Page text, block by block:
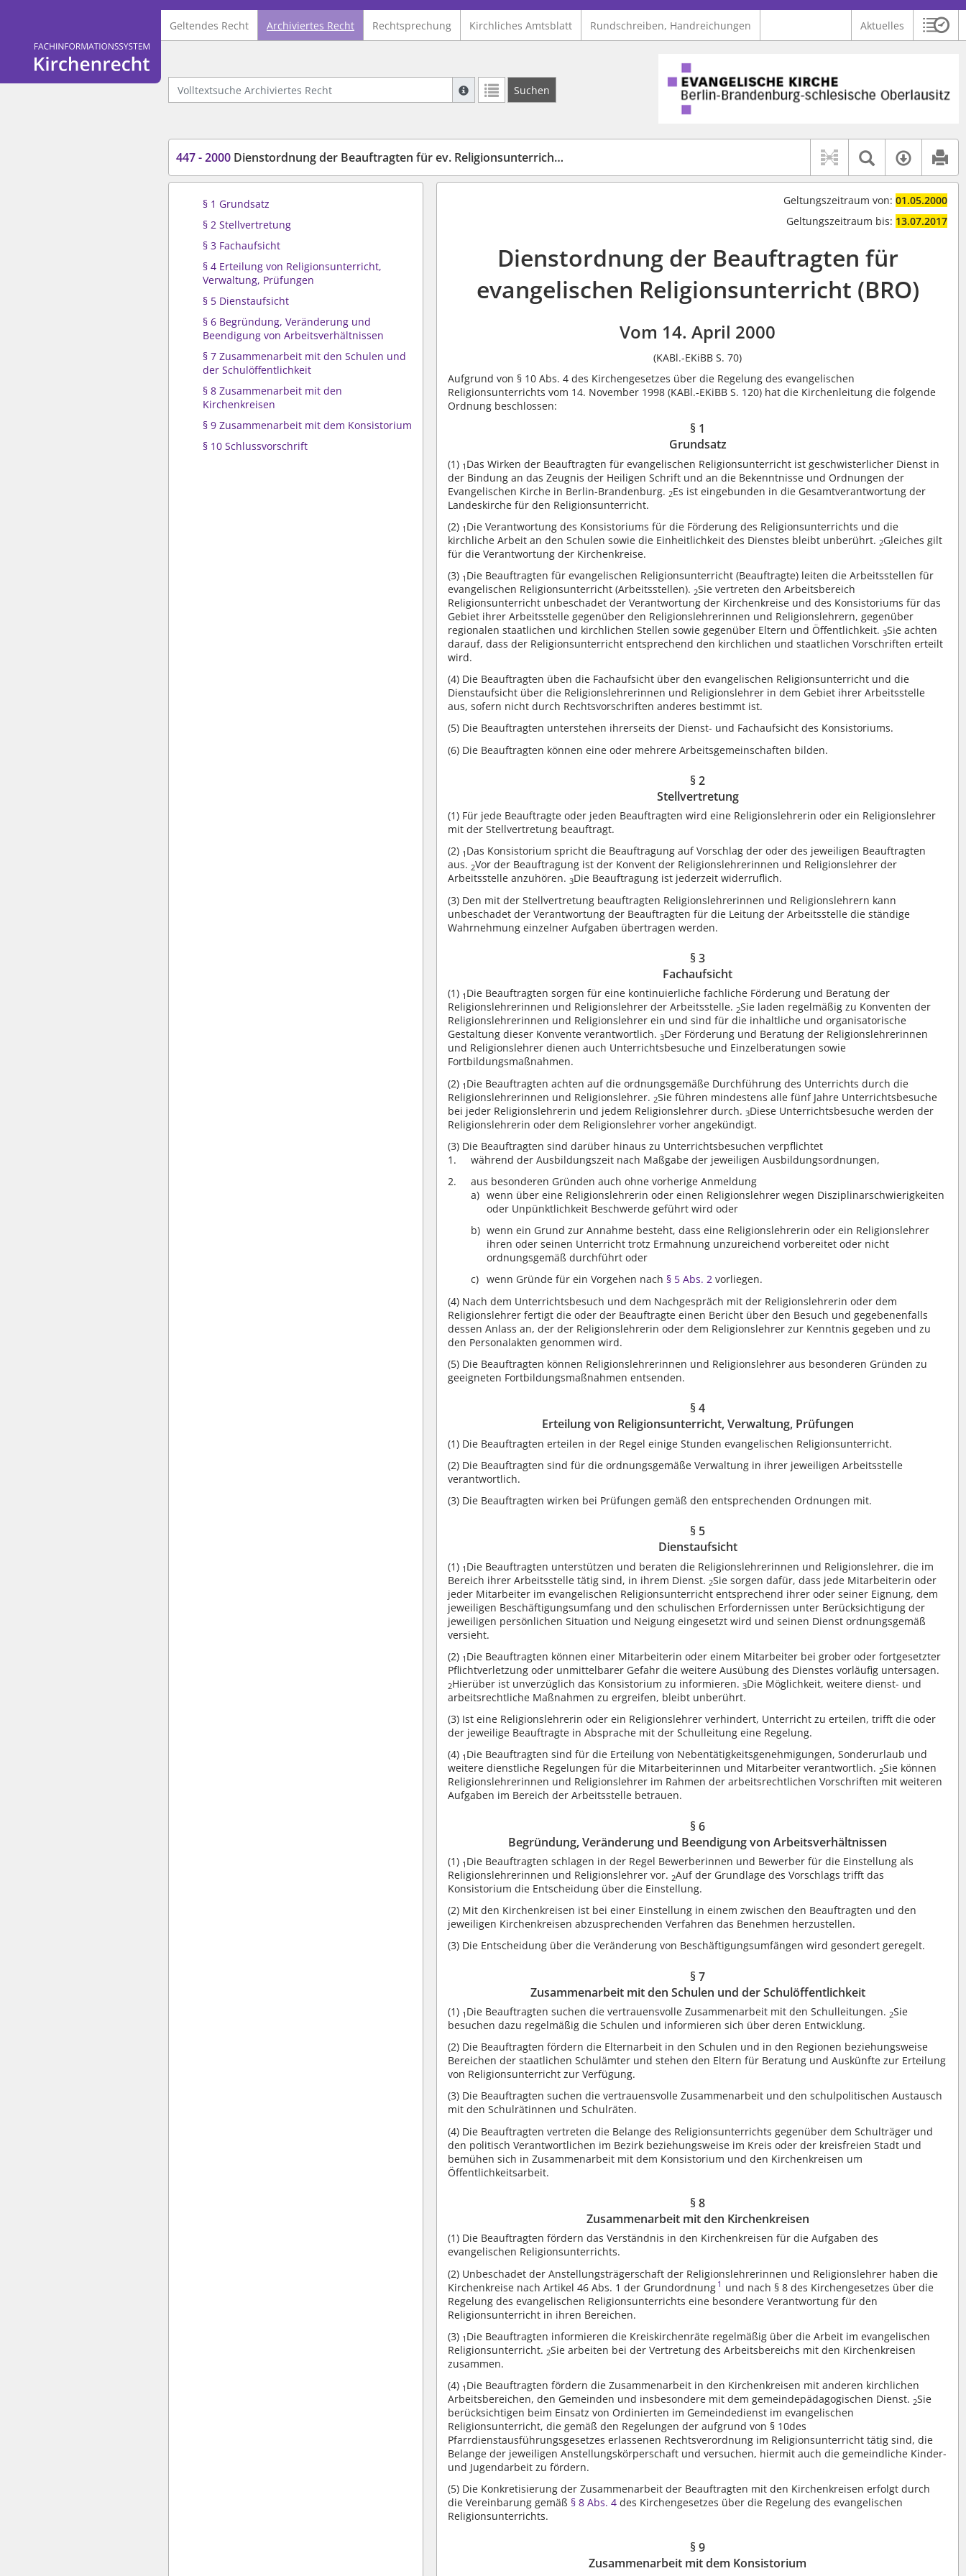
Logo Fachinformationssystem Kirchenrecht
Geltendes Recht Archiviertes Recht Rechtsprechung Kirchliches Amtsblatt Rundschreiben, Handreichungen Aktuelles
Volltextsuche Archiviertes Recht
Suche mit Platzhalter "*", Bsp. Pfarrer*, findet auch: "Pfarrerinitiative" oder "Pfarrerausschuss".
Weitere Suchoperatoren finden Sie in unserer Hilfe.
Suchen
Logo Ev. Kirche Berlin-Brandenburg-schlesische Oberlausitz
447 - 2000 Dienstordnung der Beauftragten für ev. Religionsunterricht (BRO) Textsuche
§ 1 Grundsatz
§ 2 Stellvertretung
§ 3 Fachaufsicht
§ 4 Erteilung von Religionsunterricht,
Verwaltung, Prüfungen
§ 5 Dienstaufsicht
§ 6 Begründung, Veränderung und
Beendigung von Arbeitsverhältnissen
§ 7 Zusammenarbeit mit den Schulen und
der Schulöffentlichkeit
§ 8 Zusammenarbeit mit den
Kirchenkreisen
§ 9 Zusammenarbeit mit dem Konsistorium
§ 10 Schlussvorschrift
Geltungszeitraum von: 01.05.2000
Geltungszeitraum bis: 13.07.2017
Dienstordnung der Beauftragten für
evangelischen Religionsunterricht (BRO)
Vom 14. April 2000
(KABl.-EKiBB S. 70)
Aufgrund von § 10 Abs. 4 des Kirchengesetzes über die Regelung des evangelischen
Religionsunterrichts vom 14. November 1998 (KABl.-EKiBB S. 120) hat die Kirchenleitung die folgende
Ordnung beschlossen:
§ 1
Grundsatz
(1) 1 Das Wirken der Beauftragten für evangelischen Religionsunterricht ist geschwisterlicher Dienst in
der Bindung an das Zeugnis der Heiligen Schrift und an die Bekenntnisse und Ordnungen der
Evangelischen Kirche in Berlin-Brandenburg. 2Es ist eingebunden in die Gesamtverantwortung der
Landeskirche für den Religionsunterricht.
(2) 1 Die Verantwortung des Konsistoriums für die Förderung des Religionsunterrichts und die
kirchliche Arbeit an den Schulen sowie die Einheitlichkeit des Dienstes bleibt unberührt. 2Gleiches gilt
für die Verantwortung der Kirchenkreise.
(3) 1 Die Beauftragten für evangelischen Religionsunterricht (Beauftragte) leiten die Arbeitsstellen für
evangelischen Religionsunterricht (Arbeitsstellen). 2Sie vertreten den Arbeitsbereich
Religionsunterricht unbeschadet der Verantwortung der Kirchenkreise und des Konsistoriums für das
Gebiet ihrer Arbeitsstelle gegenüber den Religionslehrerinnen und Religionslehrern, gegenüber
regionalen staatlichen und kirchlichen Stellen sowie gegenüber Eltern und Öffentlichkeit.3Sie achten
darauf, dass der Religionsunterricht entsprechend den kirchlichen und staatlichen Vorschriften erteilt
wird.
(4) Die Beauftragten üben die Fachaufsicht über den evangelischen Religionsunterricht und die
Dienstaufsicht über die Religionslehrerinnen und Religionslehrer in dem Gebiet ihrer Arbeitsstelle
aus, sofern nicht durch Rechtsvorschriften anderes bestimmt ist.
(5) Die Beauftragten unterstehen ihrerseits der Dienst- und Fachaufsicht des Konsistoriums.
(6) Die Beauftragten können eine oder mehrere Arbeitsgemeinschaften bilden.
§ 2
Stellvertretung
(1) Für jede Beauftragte oder jeden Beauftragten wird eine Religionslehrerin oder ein Religionslehrer
mit der Stellvertretung beauftragt.
(2) 1 Das Konsistorium spricht die Beauftragung auf Vorschlag der oder des jeweiligen Beauftragten
aus. 2Vor der Beauftragung ist der Konvent der Religionslehrerinnen und Religionslehrer der
Arbeitsstelle anzuhören.3Die Beauftragung ist jederzeit widerruflich.
(3) Den mit der Stellvertretung beauftragten Religionslehrerinnen und Religionslehrern kann
unbeschadet der Verantwortung der Beauftragten für die Leitung der Arbeitsstelle die ständige
Wahrnehmung einzelner Aufgaben übertragen werden.
§ 3
Fachaufsicht
(1) 1 Die Beauftragten sorgen für eine kontinuierliche fachliche Förderung und Beratung der
Religionslehrerinnen und Religionslehrer der Arbeitsstelle. 2Sie laden regelmäßig zu Konventen der
Religionslehrerinnen und Religionslehrer ein und sind für die inhaltliche und organisatorische
Gestaltung dieser Konvente verantwortlich.3Der Förderung und Beratung der Religionslehrerinnen
und Religionslehrer dienen auch Unterrichtsbesuche und Einzelberatungen sowie
Fortbildungsmaßnahmen.
(2) 1 Die Beauftragten achten auf die ordnungsgemäße Durchführung des Unterrichts durch die
Religionslehrerinnen und Religionslehrer. 2Sie führen mindestens alle fünf Jahre Unterrichtsbesuche
bei jeder Religionslehrerin und jedem Religionslehrer durch.3Diese Unterrichtsbesuche werden der
Religionslehrerin oder dem Religionslehrer vorher angekündigt.
(3) Die Beauftragten sind darüber hinaus zu Unterrichtsbesuchen verpflichtet
während der Ausbildungszeit nach Maßgabe der jeweiligen Ausbildungsordnungen,
aus besonderen Gründen auch ohne vorherige Anmeldung
wenn über eine Religionslehrerin oder einen Religionslehrer wegen Disziplinarschwierigkeiten
oder Unpünktlichkeit Beschwerde geführt wird oder
wenn ein Grund zur Annahme besteht, dass eine Religionslehrerin oder ein Religionslehrer
ihren oder seinen Unterricht trotz Ermahnung unzureichend vorbereitet oder nicht
ordnungsgemäß durchführt oder
wenn Gründe für ein Vorgehen nach § 5 Abs. 2 vorliegen.
(4) Nach dem Unterrichtsbesuch und dem Nachgespräch mit der Religionslehrerin oder dem
Religionslehrer fertigt die oder der Beauftragte einen Bericht über den Besuch und gegebenenfalls
dessen Anlass an, der der Religionslehrerin oder dem Religionslehrer zur Kenntnis gegeben und zu
den Personalakten genommen wird.
(5) Die Beauftragten können Religionslehrerinnen und Religionslehrer aus besonderen Gründen zu
geeigneten Fortbildungsmaßnahmen entsenden.
§ 4
Erteilung von Religionsunterricht, Verwaltung, Prüfungen
(1) Die Beauftragten erteilen in der Regel einige Stunden evangelischen Religionsunterricht.
(2) Die Beauftragten sind für die ordnungsgemäße Verwaltung in ihrer jeweiligen Arbeitsstelle
verantwortlich.
(3) Die Beauftragten wirken bei Prüfungen gemäß den entsprechenden Ordnungen mit.
§ 5
Dienstaufsicht
(1) 1 Die Beauftragten unterstützen und beraten die Religionslehrerinnen und Religionslehrer, die im
Bereich ihrer Arbeitsstelle tätig sind, in ihrem Dienst. 2Sie sorgen dafür, dass jede Mitarbeiterin oder
jeder Mitarbeiter im evangelischen Religionsunterricht entsprechend ihrer oder seiner Eignung, dem
jeweiligen Beschäftigungsumfang und den schulischen Erfordernissen unter Berücksichtigung der
jeweiligen persönlichen Situation und Neigung eingesetzt wird und seinen Dienst ordnungsgemäß
versieht.
(2) 1 Die Beauftragten können einer Mitarbeiterin oder einem Mitarbeiter bei grober oder fortgesetzter
Pflichtverletzung oder unmittelbarer Gefahr die weitere Ausübung des Dienstes vorläufig untersagen.
2Hierüber ist unverzüglich das Konsistorium zu informieren.3Die Möglichkeit, weitere dienst- und
arbeitsrechtliche Maßnahmen zu ergreifen, bleibt unberührt.
(3) Ist eine Religionslehrerin oder ein Religionslehrer verhindert, Unterricht zu erteilen, trifft die oder
der jeweilige Beauftragte in Absprache mit der Schulleitung eine Regelung.
(4) 1 Die Beauftragten sind für die Erteilung von Nebentätigkeitsgenehmigungen, Sonderurlaub und
weitere dienstliche Regelungen für die Mitarbeiterinnen und Mitarbeiter verantwortlich. 2Sie können
Religionslehrerinnen und Religionslehrer im Rahmen der arbeitsrechtlichen Vorschriften mit weiteren
Aufgaben im Bereich der Arbeitsstelle betrauen.
§ 6
Begründung, Veränderung und Beendigung von Arbeitsverhältnissen
(1) 1 Die Beauftragten schlagen in der Regel Bewerberinnen und Bewerber für die Einstellung als
Religionslehrerinnen und Religionslehrer vor. 2Auf der Grundlage des Vorschlags trifft das
Konsistorium die Entscheidung über die Einstellung.
(2) Mit den Kirchenkreisen ist bei einer Einstellung in einem zwischen den Beauftragten und den
jeweiligen Kirchenkreisen abzusprechenden Verfahren das Benehmen herzustellen.
(3) Die Entscheidung über die Veränderung von Beschäftigungsumfängen wird gesondert geregelt.
§ 7
Zusammenarbeit mit den Schulen und der Schulöffentlichkeit
(1) 1 Die Beauftragten suchen die vertrauensvolle Zusammenarbeit mit den Schulleitungen. 2Sie
besuchen dazu regelmäßig die Schulen und informieren sich über deren Entwicklung.
(2) Die Beauftragten fördern die Elternarbeit in den Schulen und in den Regionen beziehungsweise
Bereichen der staatlichen Schulämter und stehen den Eltern für Beratung und Auskünfte zur Erteilung
von Religionsunterricht zur Verfügung.
(3) Die Beauftragten suchen die vertrauensvolle Zusammenarbeit und den schulpolitischen Austausch
mit den Schulrätinnen und Schulräten.
(4) Die Beauftragten vertreten die Belange des Religionsunterrichts gegenüber dem Schulträger und
den politisch Verantwortlichen im Bezirk beziehungsweise im Kreis oder der kreisfreien Stadt und
bemühen sich in Zusammenarbeit mit dem Konsistorium und den Kirchenkreisen um
Öffentlichkeitsarbeit.
§ 8
Zusammenarbeit mit den Kirchenkreisen
(1) Die Beauftragten fördern das Verständnis in den Kirchenkreisen für die Aufgaben des
evangelischen Religionsunterrichts.
(2) Unbeschadet der Anstellungsträgerschaft der Religionslehrerinnen und Religionslehrer haben die
Kirchenkreise nach Artikel 46 Abs. 1 der Grundordnung 1 und nach § 8 des Kirchengesetzes über die
Regelung des evangelischen Religionsunterrichts eine besondere Verantwortung für den
Religionsunterricht in ihren Bereichen.
(3) 1 Die Beauftragten informieren die Kreiskirchenräte regelmäßig über die Arbeit im evangelischen
Religionsunterricht. 2Sie arbeiten bei der Vertretung des Arbeitsbereichs mit den Kirchenkreisen
zusammen.
(4) 1 Die Beauftragten fördern die Zusammenarbeit in den Kirchenkreisen mit anderen kirchlichen
Arbeitsbereichen, den Gemeinden und insbesondere mit dem gemeindepädagogischen Dienst. 2Sie
berücksichtigen beim Einsatz von Ordinierten im Gemeindedienst im evangelischen
Religionsunterricht, die gemäß den Regelungen der aufgrund von § 10des
Pfarrdienstausführungsgesetzes erlassenen Rechtsverordnung im Religionsunterricht tätig sind, die
Belange der jeweiligen Anstellungskörperschaft und versuchen, hiermit auch die gemeindliche Kinder-
und Jugendarbeit zu fördern.
(5) Die Konkretisierung der Zusammenarbeit der Beauftragten mit den Kirchenkreisen erfolgt durch
die Vereinbarung gemäß § 8 Abs. 4 des Kirchengesetzes über die Regelung des evangelischen
Religionsunterrichts.
§ 9
Zusammenarbeit mit dem Konsistorium